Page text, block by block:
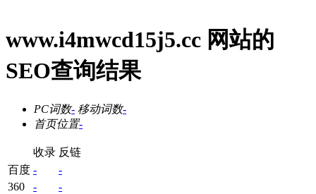
www.i4mwcd15j5.cc 网站的
SEO查询结果
PC词数- 移动词数-
首页位置-
收录 反链
百度 -
-
360
-
-